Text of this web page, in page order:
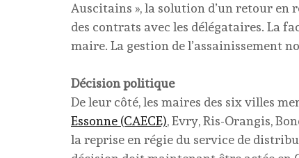
Auscitains », la solution d’un retour en
des contrats avec les délégataires. La
maire. La gestion de l’assainissement
Décision politique
De leur côté, les maires des six villes
Essonne (CAECE), Evry, Ris-Orangis,
la reprise en régie du service de